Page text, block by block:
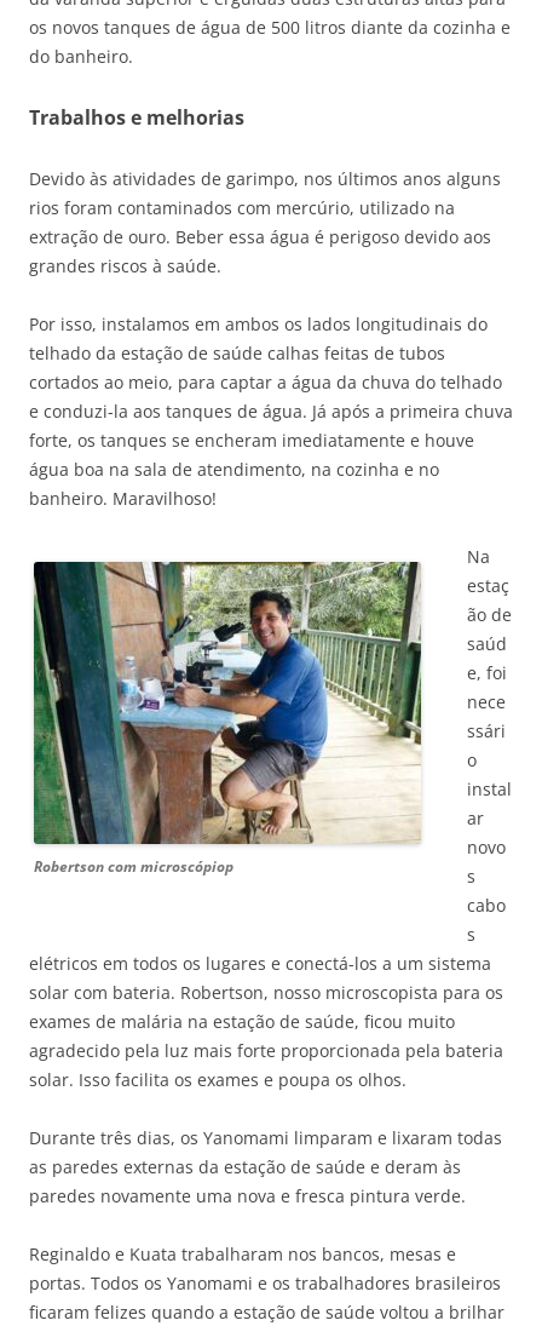
os novos tanques de água de 500 litros diante da cozinha e
do banheiro.
Trabalhos e melhorias
Devido às atividades de garimpo, nos últimos anos alguns
rios foram contaminados com mercúrio, utilizado na
extração de ouro. Beber essa água é perigoso devido aos
grandes riscos à saúde.
Por isso, instalamos em ambos os lados longitudinais do
telhado da estação de saúde calhas feitas de tubos
cortados ao meio, para captar a água da chuva do telhado
e conduzi-la aos tanques de água. Já após a primeira chuva
forte, os tanques se encheram imediatamente e houve
água boa na sala de atendimento, na cozinha e no
banheiro. Maravilhoso!
Robertson com microscópiop
Na
estaç
ão de
saúd
e, foi
nece
ssári
o
instal
ar
novo
s
cabo
s
elétricos em todos os lugares e conectá-los a um sistema
solar com bateria. Robertson, nosso microscopista para os
exames de malária na estação de saúde, ficou muito
agradecido pela luz mais forte proporcionada pela bateria
solar. Isso facilita os exames e poupa os olhos.
Durante três dias, os Yanomami limparam e lixaram todas
as paredes externas da estação de saúde e deram às
paredes novamente uma nova e fresca pintura verde.
Reginaldo e Kuata trabalharam nos bancos, mesas e
portas. Todos os Yanomami e os trabalhadores brasileiros
ficaram felizes quando a estação de saúde voltou a brilhar